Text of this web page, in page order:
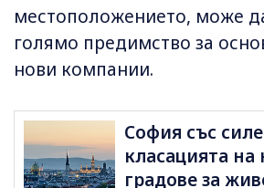
местоположението, може
голямо предимство за
нови компании.
София със
класацията
градове за